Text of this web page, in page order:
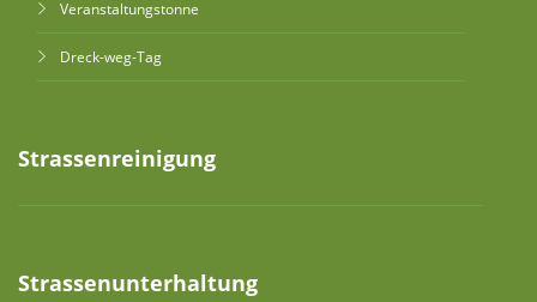
Veranstaltungstonne
Dreck-weg-Tag
Strassenreinigung
Strassenunterhaltung